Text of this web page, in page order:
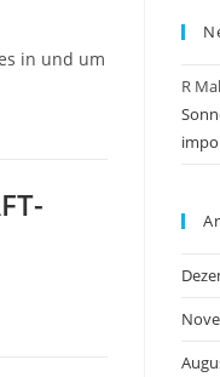
in und um
R